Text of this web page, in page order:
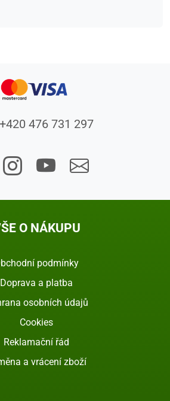
+420 476 731 297
O NÁKUPU
podmínky
Doprava a platba
osobních údajů
Cookies
Reklamační řád
a vrácení zboží